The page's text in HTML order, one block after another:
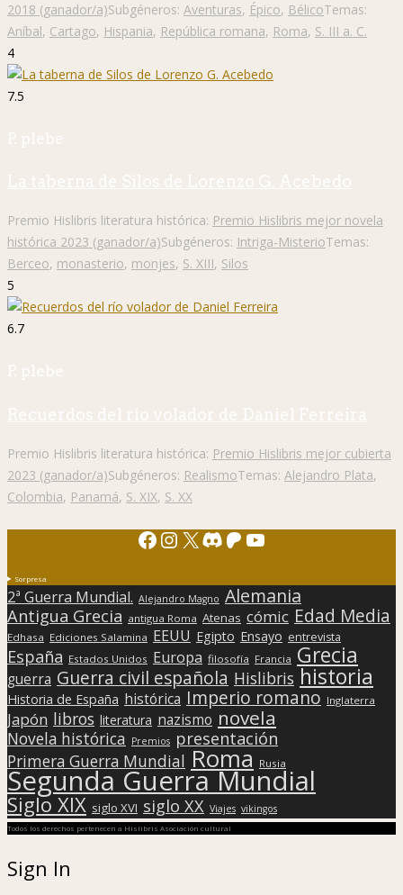
2018 (ganador/a)Subgéneros: Aventuras, Épico, BélicoTemas:
Aníbal, Cartago, Hispania, República romana, Roma, S. III a. C.
4
7.5
P. plebe
La taberna de Silos de Lorenzo G. Acebedo
Premio Hislibris literatura histórica: Premio Hislibris mejor novela
histórica 2023 (ganador/a)Subgéneros: Intriga-MisterioTemas:
Berceo, monasterio, monjes, S. XIII, Silos
5
6.7
P. plebe
Recuerdos del río volador de Daniel Ferreira
Premio Hislibris literatura histórica: Premio Hislibris mejor cubierta
2023 (ganador/a)Subgéneros: RealismoTemas: Alejandro Plata,
Colombia, Panamá, S. XIX, S. XX
Facebook
Instagram
X Discord
Patreon
YouTube
Sorpresa
2ª Guerra Mundial. Alejandro Magno Alemania
Antigua Grecia antigua Roma Atenas cómic Edad Media
Edhasa Ediciones Salamina EEUU Egipto Ensayo entrevista
España Estados Unidos Europa filosofía Francia Grecia
guerra Guerra civil española Hislibris historia
Historia de España histórica Imperio romano Inglaterra
Japón libros literatura nazismo novela
Novela histórica Premios presentación
Primera Guerra Mundial Roma Rusia
Segunda Guerra Mundial
Siglo XIX siglo XVI siglo XX Viajes vikingos
Todos los derechos pertenecen a Hislibris Asociación cultural
Sign In